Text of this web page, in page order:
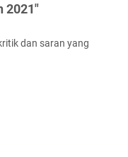
2021"
dan saran yang